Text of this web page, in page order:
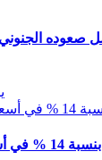
28
الذهب خلال 2023